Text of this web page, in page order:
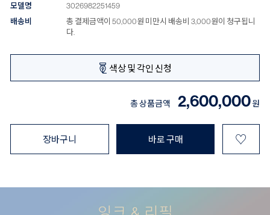
모델명
3026982251459
배송비
총 결제금액이 50,000원 미만시 배송비 3,000원이 청구됩니
다.
색상 및 각인 신청
총 상품금액 2,600,000원
장바구니 바로 구매 ♡